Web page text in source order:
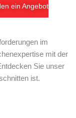
ein Angebot
im
mit der
Sie unser
ist.